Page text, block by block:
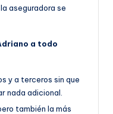
aseguradora se
a todo
y a terceros sin que
nada adicional.
también la más